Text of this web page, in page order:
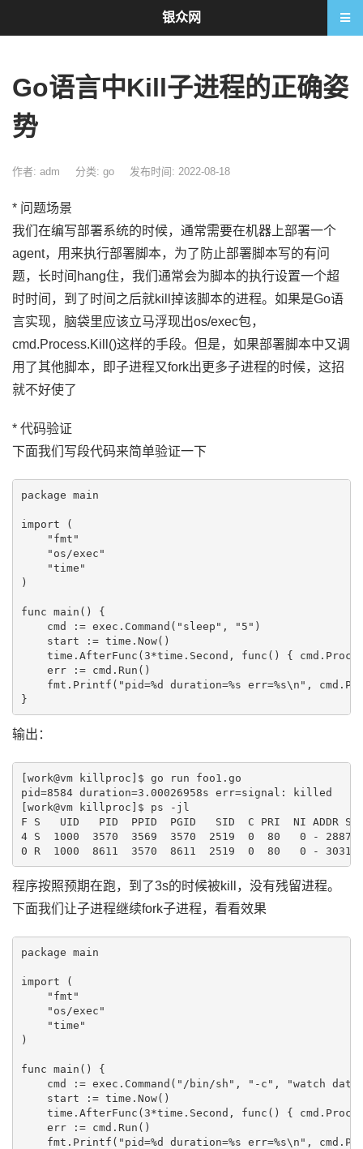
Go语言中Kill子进程的正确姿
势
作者: adm 分类: go 发布时间: 2022-08-18
* 问题场景
我们在编写部署系统的时候，通常需要在机器上部署一个
agent，用来执行部署脚本，为了防止部署脚本写的有问
题，长时间hang住，我们通常会为脚本的执行设置一个超
时时间，到了时间之后就kill掉该脚本的进程。如果是Go语
言实现，脑袋里应该立马浮现出os/exec包，
cmd.Process.Kill()这样的手段。但是，如果部署脚本中又调
用了其他脚本，即子进程又fork出更多子进程的时候，这招
就不好使了
* 代码验证
下面我们写段代码来简单验证一下
package main
import (
    "fmt"
    "os/exec"
    "time"
)
func main() {
    cmd := exec.Command("sleep", "5")
    start := time.Now()
time.AfterFunc(3*time.Second, func() {
    err := cmd.Run()
fmt.Printf("pid=%d duration=%s err=%s\n",
输出：
[work@vm killproc]$ go run foo1.go
pid=8584 duration=3.00026958s err=signal: killed
[work@vm killproc]$ ps -jl
F S   UID   PID  PPID  PGID   SID  C PRI  NI ADDR SZ
4 S  1000  3570  3569  3570  2519  0  80   0 -
程序按照预期在跑，到了3s的时候被kill，没有残留进程。
下面我们让子进程继续fork子进程，看看效果
package main
import (
    "fmt"
    "os/exec"
    "time"
)
func main() {
cmd := exec.Command("/bin/sh", "-c", "watch date
    start := time.Now()
time.AfterFunc(3*time.Second, func() {
    err := cmd.Run()
fmt.Printf("pid=%d duration=%s err=%s\n",
银众网